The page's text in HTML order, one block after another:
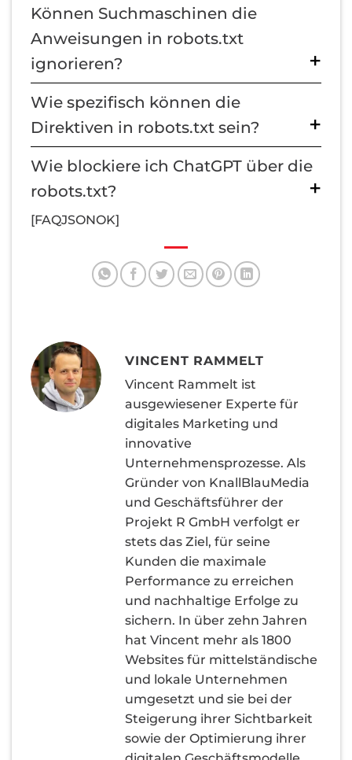
Können Suchmaschinen die
Anweisungen in robots.txt
ignorieren?
Wie spezifisch können die
Direktiven in robots.txt sein?
Wie blockiere ich ChatGPT über die
robots.txt?
[FAQJSONOK]
VINCENT RAMMELT
Vincent Rammelt ist
ausgewiesener Experte für
digitales Marketing und
innovative
Unternehmensprozesse. Als
Gründer von KnallBlauMedia
und Geschäftsführer der
Projekt R GmbH verfolgt er
stets das Ziel, für seine
Kunden die maximale
Performance zu erreichen
und nachhaltige Erfolge zu
sichern. In über zehn Jahren
hat Vincent mehr als 1800
Websites für mittelständische
und lokale Unternehmen
umgesetzt und sie bei der
Steigerung ihrer Sichtbarkeit
sowie der Optimierung ihrer